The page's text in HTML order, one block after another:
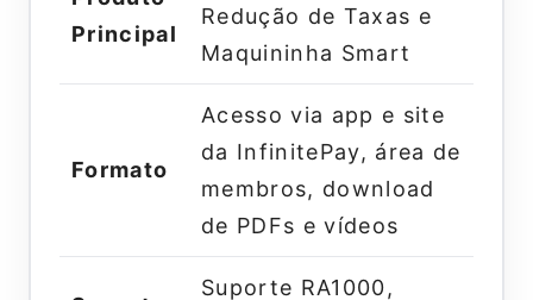
Principal
Redução de Taxas e
Maquininha Smart
Formato
Acesso via app e site
da InfinitePay, área de
membros, download
de PDFs e vídeos
Suporte RA1000,